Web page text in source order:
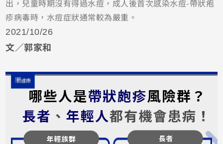
出，兒童時期沒有得過水痘，成人後首次感染水痘-帶狀疱
疹病毒時，水痘症狀通常較為嚴重。
2021/10/26
文／郭家和